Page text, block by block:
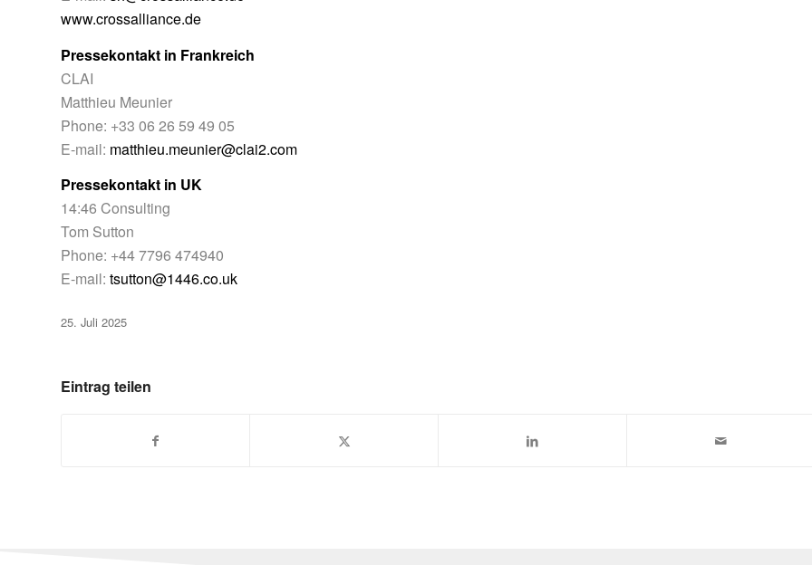
www.crossalliance.de
Pressekontakt in Frankreich
CLAI
Matthieu Meunier
Phone: +33 06 26 59 49 05
E-mail: matthieu.meunier@clai2.com
Pressekontakt in UK
14:46 Consulting
Tom Sutton
Phone: +44 7796 474940
E-mail: tsutton@1446.co.uk
25. Juli 2025
Eintrag teilen